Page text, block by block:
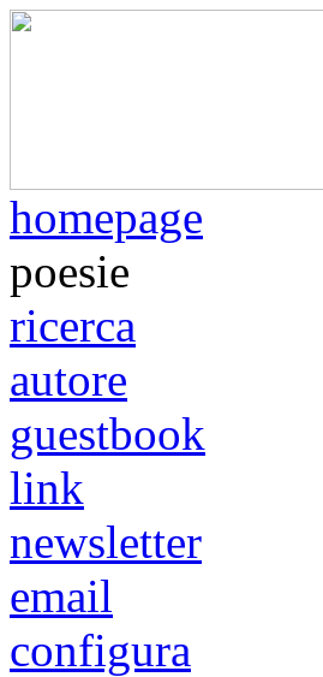
homepage
poesie
ricerca
autore
guestbook
link
newsletter
email
configura